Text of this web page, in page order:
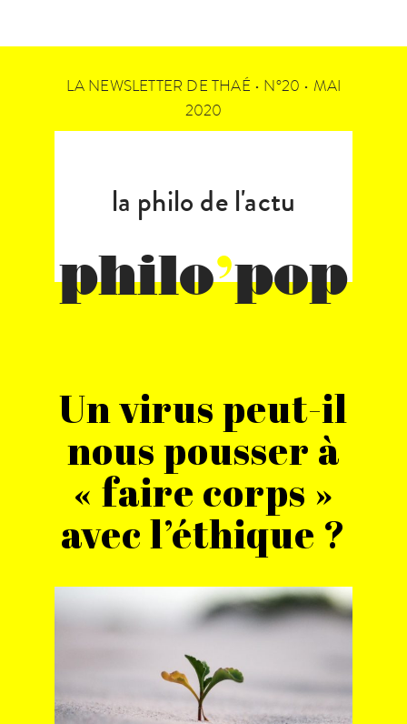
LA NEWSLETTER DE THAÉ • N°20 • MAI
2020
la philo de l'actu
philo’pop
Un virus peut-il
nous pousser à
« faire corps »
avec l’éthique ?